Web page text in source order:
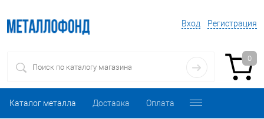
Вход Регистрация
0
Каталог металла Доставка Оплата